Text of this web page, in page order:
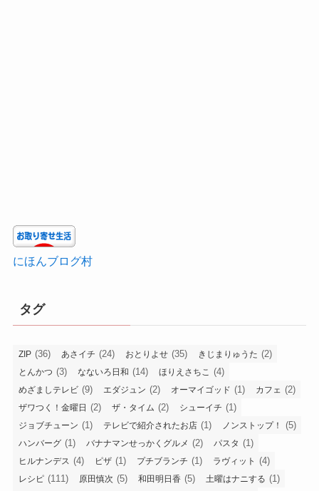
にほんブログ村
タグ
ZIP (36) あさイチ (24) おとりよせ (35) きじまりゅうた (2)
とんかつ (3) なないろ日和 (14) ほりえさちこ (4)
めざましテレビ (9) エダジュン (2) オーマイゴッド (1) カフェ (2)
ザワつく！金曜日 (2) ザ・タイム (2) シューイチ (1)
ジョブチューン (1) テレビで紹介されたお店 (1) ノンストップ！ (5)
ハンバーグ (1) バナナマンせっかくグルメ (2) パスタ (1)
ヒルナンデス (4) ピザ (1) プチブランチ (1) ラヴィット (4)
レシピ (111) 原田慎次 (5) 和田明日香 (5) 土曜はナニする (1)